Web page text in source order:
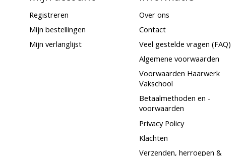
Registreren
Mijn bestellingen
Mijn verlanglijst
Over ons
Contact
Veel gestelde vragen (FAQ)
Algemene voorwaarden
Voorwaarden Haarwerk
Vakschool
Betaalmethoden en -
voorwaarden
Privacy Policy
Klachten
Verzenden, herroepen &